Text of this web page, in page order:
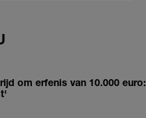
om erfenis van 10.000 euro: